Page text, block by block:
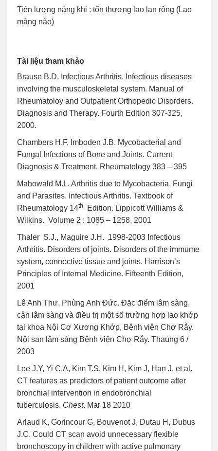
Tiên lượng nặng khi : tổn thương lao lan rộng (Lao
màng não)
Tài liệu tham khảo
Brause B.D. Infectious Arthritis. Infectious diseases
involving the musculoskeletal system. Manual of
Rheumatoloy and Outpatient Orthopedic Disorders.
Diagnosis and Therapy. Fourth Edition 307-325,
2000.
Chambers H.F, Imboden J.B. Mycobacterial and
Fungal Infections of Bone and Joints. Current
Diagnosis & Treatment. Rheumatology 383 – 395
Mahowald M.L. Arthritis due to Mycobacteria, Fungi
and Parasites. Infectious Arthritis. Textbook of
Rheumatology 14th
Edition. Lippicott Williams &
Wilkins. Volume 2 : 1085 – 1258, 2001
Thaler S.J., Maguire J.H. 1998-2003 Infectious
Arthritis. Disorders of joints. Disorders of the immume
system, connective tissue and joints. Harrison’s
Principles of Internal Medicine. Fifteenth Edition,
2001
Lê Anh Thư, Phùng Anh Đức. Đặc điểm lâm sàng,
cận lâm sàng và điều trị một số trường hợp lao khớp
tại khoa Nội Cơ Xương Khớp, Bệnh viện Chợ Rẫy.
Nội san lâm sàng Bệnh viện Chợ Rẫy. Thaùng 6 /
2003
Lee J.Y, Yi C.A, Kim T.S, Kim H, Kim J, Han J, et al.
CT features as predictors of patient outcome after
bronchial intervention in endobronchial
tuberculosis. Chest. Mar 18 2010
Arlaud K, Gorincour G, Bouvenot J, Dutau H, Dubus
J.C. Could CT scan avoid unnecessary flexible
bronchoscopy in children with active pulmonary